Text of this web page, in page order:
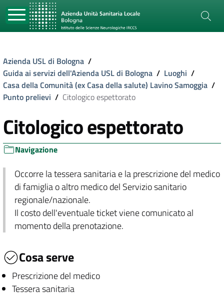
Azienda USL di Bologna /
Guida ai servizi dell'Azienda USL di Bologna / Luoghi /
Casa della Comunità (ex Casa della salute) Lavino Samoggia /
Punto prelievi / Citologico espettorato
Citologico espettorato
Navigazione
Occorre la tessera sanitaria e la prescrizione del medico
di famiglia o altro medico del Servizio sanitario
regionale/nazionale.
Il costo dell'eventuale ticket viene comunicato al
momento della prenotazione.
Cosa serve
Prescrizione del medico
Tessera sanitaria